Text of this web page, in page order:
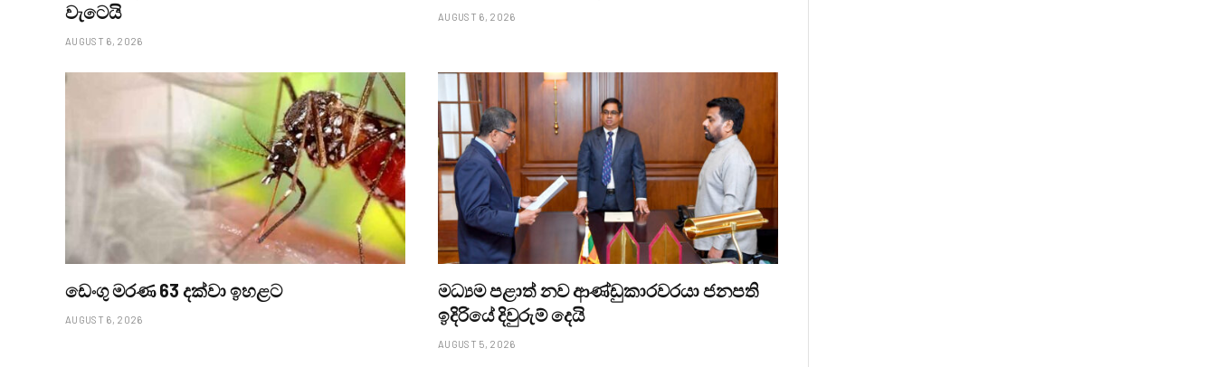
වැටෙයි
AUGUST 6, 2026
AUGUST 6, 2026
ඩෙංගු මරණ 63 දක්වා ඉහළට
AUGUST 6, 2026
මධ්‍යම පළාත් නව ආණ්ඩුකාරවරයා ජනපති
ඉදිරියේ දිවුරුම් දෙයි
AUGUST 5, 2026